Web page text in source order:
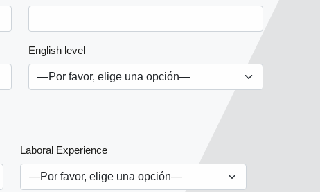
English level
Laboral Experience